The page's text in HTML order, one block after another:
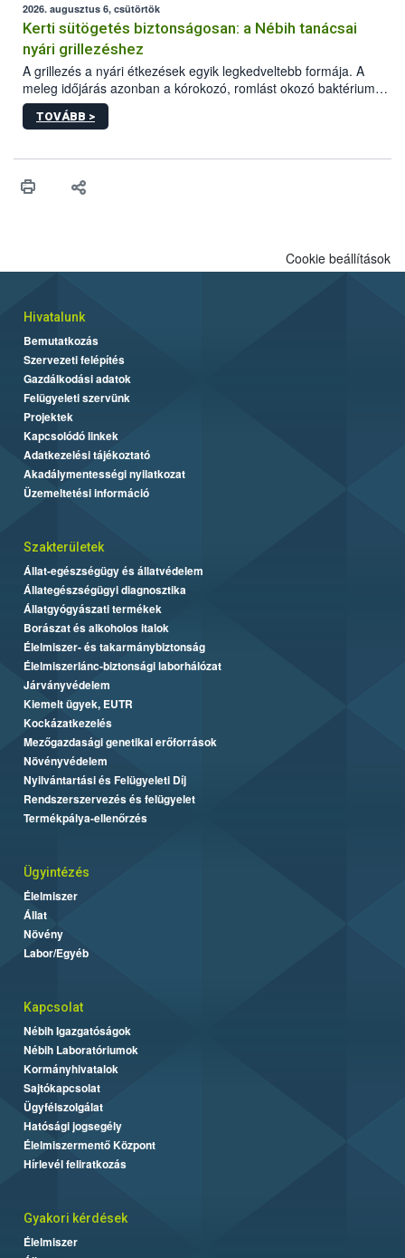
érésű szőlőkben is legyen lehetőség a károsító elleni további
védekezésre. Az Oroganic készítmény kis kiszerelésben kiskerti
felhasználók számára is elérhető és ökológiai termesztésben is
engedélyezett.
2026. augusztus 6, csütörtök
Kerti sütögetés biztonságosan: a Nébih tanácsai
nyári grillezéshez
A grillezés a nyári étkezések egyik legkedveltebb formája. A
meleg időjárás azonban a kórokozó, romlást okozó baktériumok
gyorsabb szaporodásának is kedvez. A szabadtéri sütögetés
ezért nem csupán a megfelelő sütési technikáról szól: legalább
higiéniai szabályok betartása, a megfelelő hőkezelés, valamint a
biztonsági Hivatal (Nébih) Oktatási Programja összegyűjtötte a
TOVÁBB >
Cookie beállítások
Hivatalunk
Bemutatkozás
Szervezeti felépítés
Gazdálkodási adatok
Felügyeleti szervünk
Projektek
Kapcsolódó linkek
Adatkezelési tájékoztató
Akadálymentességi nyilatkozat
Üzemeltetési információ
Szakterületek
Állat-egészségügy és állatvédelem
Állategészségügyi diagnosztika
Állatgyógyászati termékek
Borászat és alkoholos italok
Élelmiszer- és takarmánybiztonság
Élelmiszerlánc-biztonsági laborhálózat
Járványvédelem
Kiemelt ügyek, EUTR
Kockázatkezelés
Mezőgazdasági genetikai erőforrások
Növényvédelem
Nyilvántartási és Felügyeleti Díj
Rendszerszervezés és felügyelet
Termékpálya-ellenőrzés
Ügyintézés
Élelmiszer
Állat
Növény
Labor/Egyéb
Kapcsolat
Nébih Igazgatóságok
Nébih Laboratóriumok
Kormányhivatalok
Sajtókapcsolat
Ügyfélszolgálat
Hatósági jogsegély
Élelmiszermentő Központ
Hírlevél feliratkozás
Gyakori kérdések
Élelmiszer